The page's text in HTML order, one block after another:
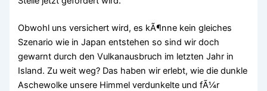
Obwohl uns versichert wird, es kÃ¶nne kein gleiches
Szenario wie in Japan entstehen so sind wir doch
gewarnt durch den Vulkanausbruch im letzten Jahr in
Island. Zu weit weg? Das haben wir erlebt, wie die dunkle
Aschewolke unsere Himmel verdunkelte und fÃ¼r